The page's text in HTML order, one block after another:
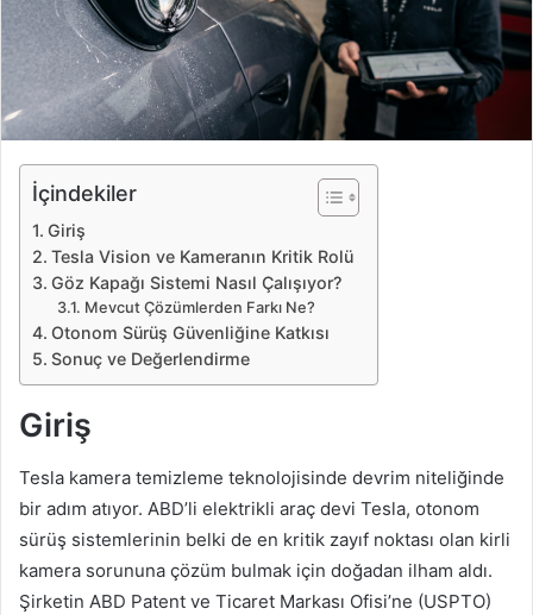
a
g
ö
n
e
İçindekiler
Giriş
Tesla Vision ve Kameranın Kritik Rolü
Göz Kapağı Sistemi Nasıl Çalışıyor?
Mevcut Çözümlerden Farkı Ne?
Otonom Sürüş Güvenliğine Katkısı
Sonuç ve Değerlendirme
Giriş
Tesla kamera temizleme teknolojisinde devrim niteliğinde
bir adım atıyor. ABD’li elektrikli araç devi Tesla, otonom
sürüş sistemlerinin belki de en kritik zayıf noktası olan kirli
kamera sorununa çözüm bulmak için doğadan ilham aldı.
Şirketin ABD Patent ve Ticaret Markası Ofisi’ne (USPTO)